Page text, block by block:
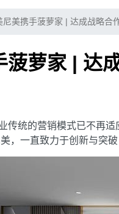
尼美携手菠萝家 | 达成战略合
菠萝家 | 达
传统的营销模式已不再
，一直致力于创新与突